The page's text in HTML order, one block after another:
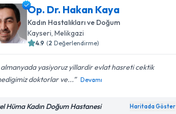
Op. Dr. Hakan Kaya
Kadın Hastalıkları ve Doğum
Kayseri, Melikgazi
4.9 (2 Değerlendirme)
almanyada yasiyoruz yillardir evlat hasreti cektik
doktorlar ve...
Devamı
Hüma Kadın Doğum Hastanesi Haritada Göster